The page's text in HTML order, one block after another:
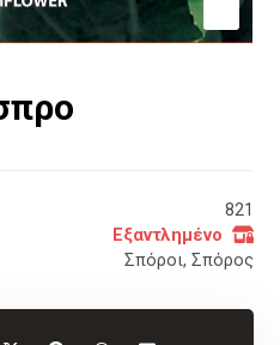
821
Εξαντλημένο
Σπόροι, Σπόρος